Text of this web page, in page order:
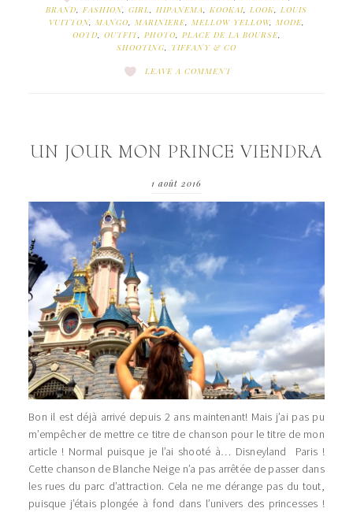
BRAND, FASHION, GIRL, HIPANEMA, KOOKAI, LOOK, LOUIS
VUITTON, MANGO, MARINIERE, MELLOW YELLOW, MODE,
OOTD, OUTFIT, PHOTO, PLACE DE LA BOURSE,
SHOOTING, TIFFANY & CO
LEAVE A COMMENT
UN JOUR MON PRINCE VIENDRA
1 août 2016
Bon il est déjà arrivé depuis 2 ans maintenant! Mais j’ai pas pu
m’empêcher de mettre ce titre de chanson pour le titre de mon
article ! Normal puisque je l’ai shooté à… Disneyland Paris !
Cette chanson de Blanche Neige n’a pas arrêtée de passer dans
les rues du parc d’attraction. Cela ne me dérange pas du tout,
puisque j’étais plongée à fond dans l’univers des princesses !